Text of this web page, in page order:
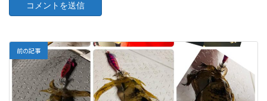
前の記事